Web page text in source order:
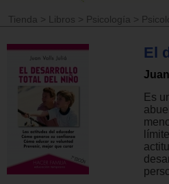
Tienda > Libros > Psicología >
El
Es